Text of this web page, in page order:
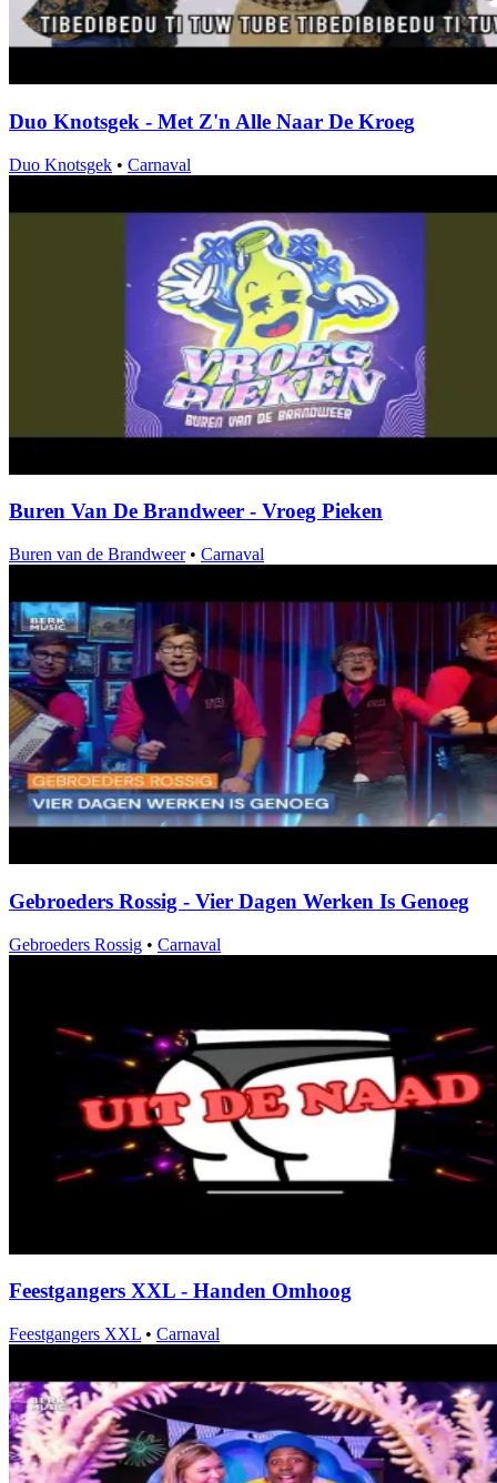
Duo Knotsgek - Met Z'n Alle Naar De Kroeg
Duo Knotsgek • Carnaval
Buren Van De Brandweer - Vroeg Pieken
Buren van de Brandweer • Carnaval
Gebroeders Rossig - Vier Dagen Werken Is Genoeg
Gebroeders Rossig • Carnaval
Feestgangers XXL - Handen Omhoog
Feestgangers XXL • Carnaval